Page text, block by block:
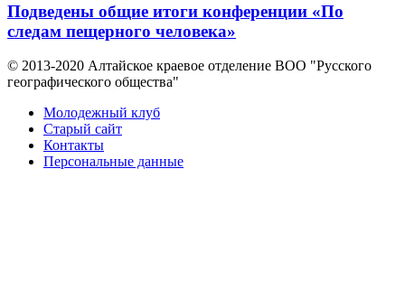
Подведены общие итоги конференции «По
следам пещерного человека»
© 2013-2020 Алтайское краевое отделение BOO "Русского
географического общества"
Молодежный клуб
Старый сайт
Контакты
Персональные данные